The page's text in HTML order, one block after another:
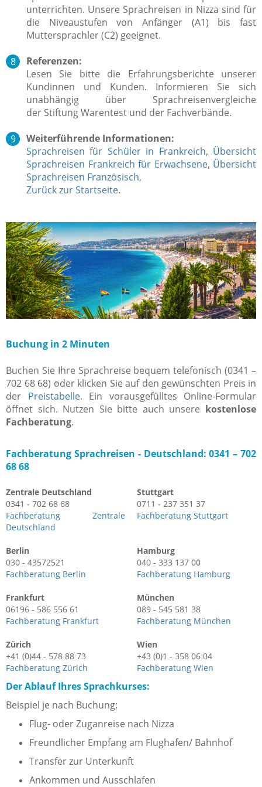
unterrichten. Unsere Sprachreisen in Nizza sind für
die Niveaustufen von Anfänger (A1) bis fast
Muttersprachler (C2) geeignet.
Referenzen:
Lesen Sie bitte die Erfahrungsberichte unserer
Kundinnen und Kunden. Informieren Sie sich
unabhängig über Sprachreisenvergleiche
der Stiftung Warentest und der Fachverbände.
Weiterführende Informationen:
Sprachreisen für Schüler in Frankreich, Übersicht
Sprachreisen Frankreich für Erwachsene, Übersicht
Sprachreisen Französisch,
Zurück zur Startseite.
Buchung in 2 Minuten
Buchen Sie Ihre Sprachreise bequem telefonisch (0341 –
702 68 68) oder klicken Sie auf den gewünschten Preis in
der Preistabelle. Ein vorausgefülltes Online-Formular
öffnet sich. Nutzen Sie bitte auch unsere kostenlose
Fachberatung.
Fachberatung Sprachreisen - Deutschland: 0341 – 702
68 68
Zentrale Deutschland
0341 - 702 68 68
Fachberatung Zentrale
Deutschland
Stuttgart
0711 - 237 351 37
Fachberatung Stuttgart
Berlin
030 - 43572521
Fachberatung Berlin
Hamburg
040 - 333 137 00
Fachberatung Hamburg
Frankfurt
06196 - 586 556 61
Fachberatung Frankfurt
München
089 - 545 581 38
Fachberatung München
Zürich
+41 (0)44 - 578 88 73
Fachberatung Zürich
Wien
+43 (0)1 - 358 06 04
Fachberatung Wien
Der Ablauf Ihres Sprachkurses:
Beispiel je nach Buchung:
Flug- oder Zuganreise nach Nizza
Freundlicher Empfang am Flughafen/ Bahnhof
Transfer zur Unterkunft
Ankommen und Ausschlafen